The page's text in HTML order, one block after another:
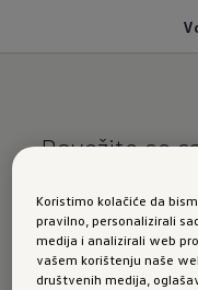
Povežite se
Koristimo kolačiće da
pravilno, personalizirali
medija i analizirali web
vašem korištenju naše
društvenih medija,